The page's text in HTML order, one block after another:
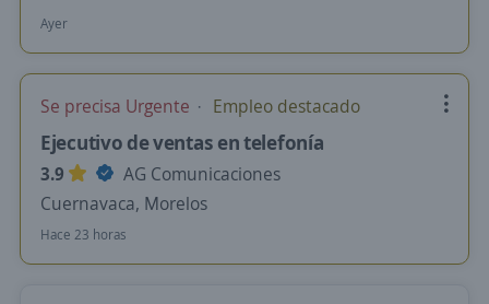
Ayer
Se precisa Urgente Empleo destacado
Ejecutivo de ventas en telefonía
3.9
AG Comunicaciones
Cuernavaca, Morelos
Hace 23 horas